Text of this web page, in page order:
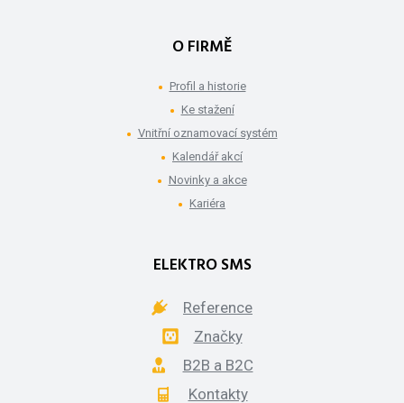
O FIRMĚ
Profil a historie
Ke stažení
Vnitřní oznamovací systém
Kalendář akcí
Novinky a akce
Kariéra
ELEKTRO SMS
Reference
Značky
B2B a B2C
Kontakty